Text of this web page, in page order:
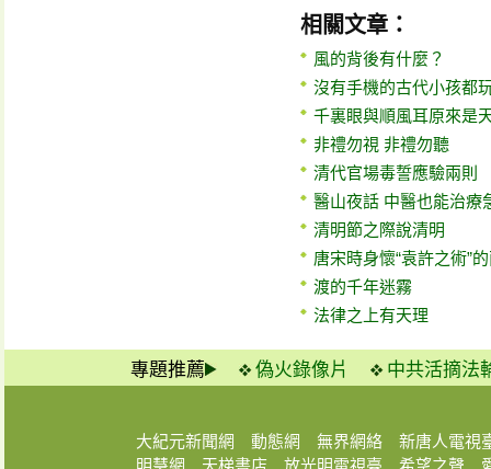
相關文章：
風的背後有什麼？
沒有手機的古代小孩都
千裏眼與順風耳原來是
非禮勿視 非禮勿聽
清代官場毒誓應驗兩則
醫山夜話 中醫也能治療
清明節之際說清明
唐宋時身懷“袁許之術”
渡的千年迷霧
法律之上有天理
專題推薦 偽火錄像片 中共活摘法
大紀元新聞網 動態網 無界網絡
新唐人電視
明慧網
天梯書店 放光明電視臺 希望之聲